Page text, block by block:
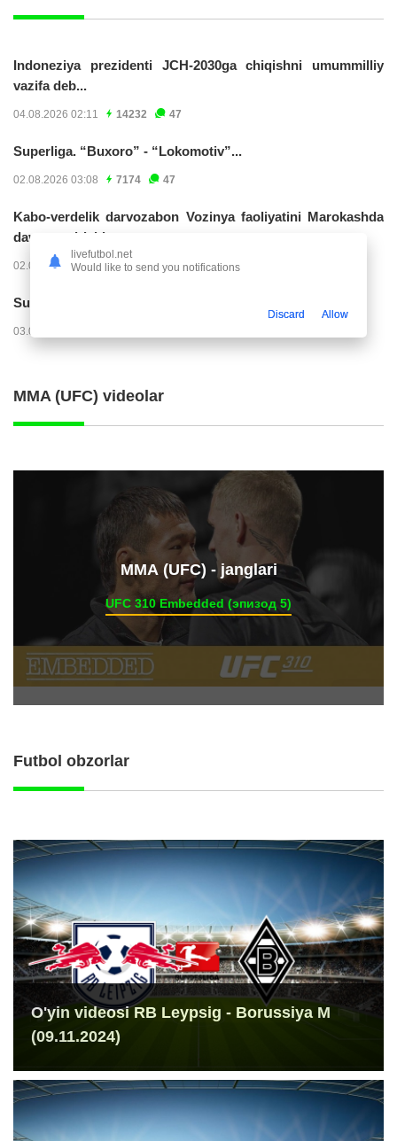
Indoneziya prezidenti JCH-2030ga chiqishni umummilliy
vazifa deb...
04.08.2026 02:11 14232 47
Superliga. “Buxoro” - “Lokomotiv”...
02.08.2026 03:08 7174 47
Kabo-verdelik darvozabon Vozinya faoliyatini Marokashda
davom ettirishi...
02.08.2026 01:08 3912 47
Superliga. "Dinamo" – "Neftchi" (matnli...
03.08.2026 20:32
MMA (UFC) videolar
ММА (UFC) - janglari
UFC 310 Embedded (эпизод 5)
Futbol obzorlar
O'yin videosi RB Leypsig - Borussiya M
(09.11.2024)
livefutbol.net
Would like to send you notifications
Discard Allow